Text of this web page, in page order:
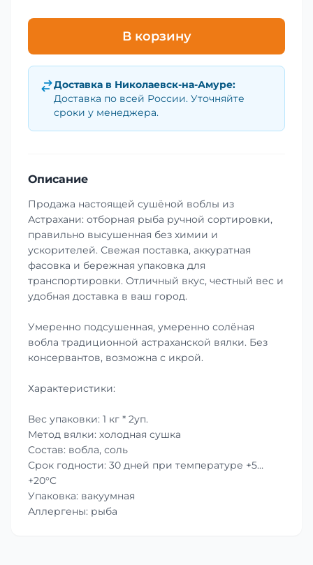
В корзину
Доставка в Николаевск-на-Амуре:
Доставка по всей России. Уточняйте
сроки у менеджера.
Описание
Продажа настоящей сушёной воблы из
Астрахани: отборная рыба ручной сортировки,
правильно высушенная без химии и
ускорителей. Свежая поставка, аккуратная
фасовка и бережная упаковка для
транспортировки. Отличный вкус, честный вес и
удобная доставка в ваш город.
Умеренно подсушенная, умеренно солёная
вобла традиционной астраханской вялки. Без
консервантов, возможна с икрой.
Характеристики:
Вес упаковки: 1 кг * 2уп.
Метод вялки: холодная сушка
Состав: вобла, соль
Срок годности: 30 дней при температуре +5…
+20°C
Упаковка: вакуумная
Аллергены: рыба